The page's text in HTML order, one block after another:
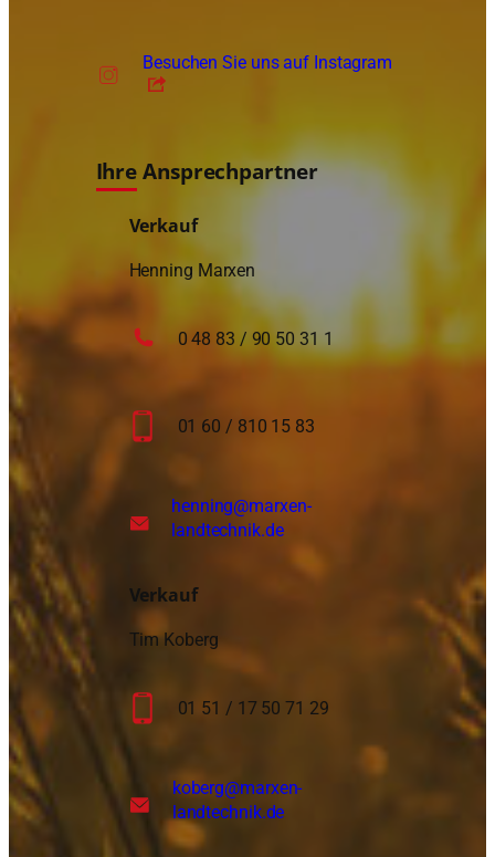
Besuchen Sie uns auf Instagram
Ihre Ansprechpartner
Verkauf
Henning Marxen
0 48 83 / 90 50 31 1
01 60 / 810 15 83
henning@marxen-
landtechnik.de
Verkauf
Tim Koberg
01 51 / 17 50 71 29
koberg@marxen-
landtechnik.de